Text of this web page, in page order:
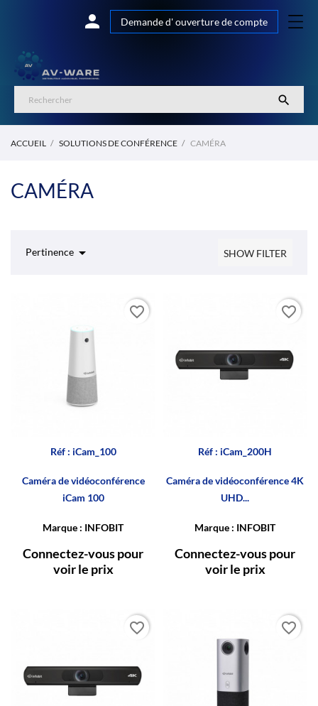
 Demande d' ouverture de compte

ACCUEIL SOLUTIONS DE CONFÉRENCE CAMÉRA
CAMÉRA
Pertinence  SHOW FILTER
Réf : iCam_100
Caméra de vidéoconférence
iCam 100
Marque : INFOBIT
Connectez-vous pour
voir le prix
favorite_border
Réf : iCam_200H
Caméra de vidéoconférence 4K
UHD...
Marque : INFOBIT
Connectez-vous pour
voir le prix
favorite_border
favorite_border favorite_border